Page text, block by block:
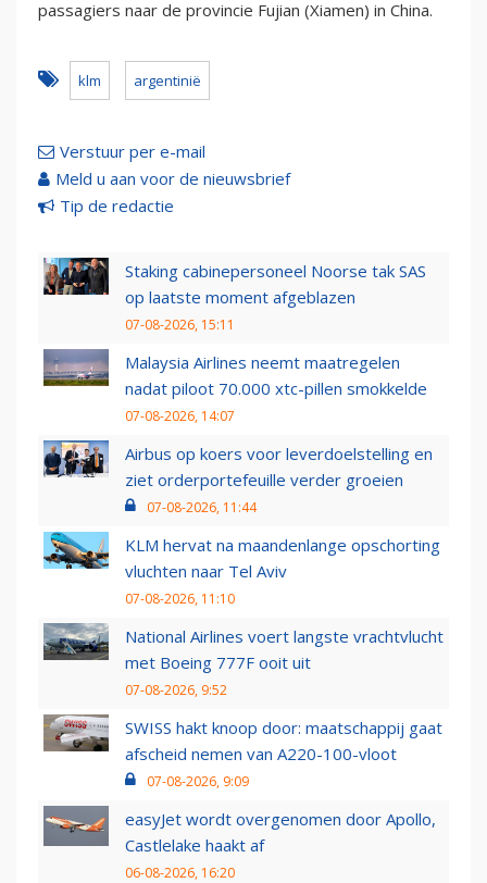
passagiers naar de provincie Fujian (Xiamen) in China.
klm argentinië
Verstuur per e-mail
Meld u aan voor de nieuwsbrief
Tip de redactie
Staking cabinepersoneel Noorse tak SAS
op laatste moment afgeblazen
07-08-2026, 15:11
Malaysia Airlines neemt maatregelen
nadat piloot 70.000 xtc-pillen smokkelde
07-08-2026, 14:07
Airbus op koers voor leverdoelstelling en
ziet orderportefeuille verder groeien
07-08-2026, 11:44
KLM hervat na maandenlange opschorting
vluchten naar Tel Aviv
07-08-2026, 11:10
National Airlines voert langste vrachtvlucht
met Boeing 777F ooit uit
07-08-2026, 9:52
SWISS hakt knoop door: maatschappij gaat
afscheid nemen van A220-100-vloot
07-08-2026, 9:09
easyJet wordt overgenomen door Apollo,
Castlelake haakt af
06-08-2026, 16:20